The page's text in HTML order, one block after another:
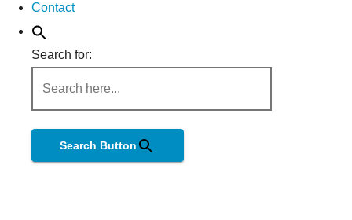
Contact
Search for:
Search Button